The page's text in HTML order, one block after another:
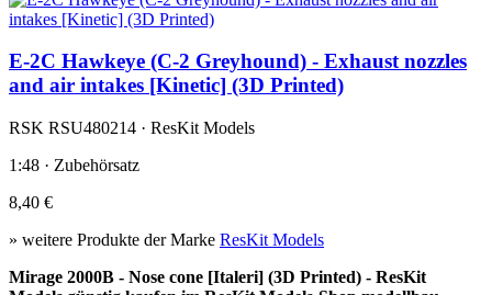
E-2C Hawkeye (C-2 Greyhound) - Exhaust nozzles
and air intakes [Kinetic] (3D Printed)
RSK RSU480214 · ResKit Models
1:48 · Zubehörsatz
8,40 €
» weitere Produkte der Marke ResKit Models
Mirage 2000B - Nose cone [Italeri] (3D Printed) - ResKit